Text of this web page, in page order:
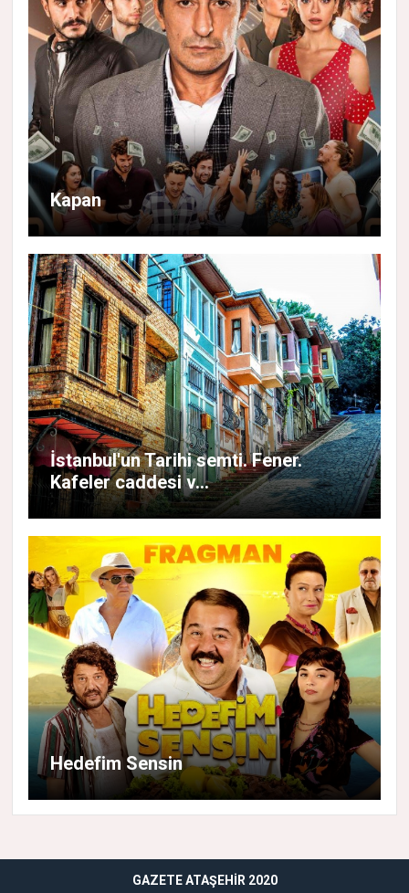
Kapan
İstanbul'un Tarihi semti. Fener.
Kafeler caddesi v...
Hedefim Sensin
GAZETE ATAŞEHIR 2020